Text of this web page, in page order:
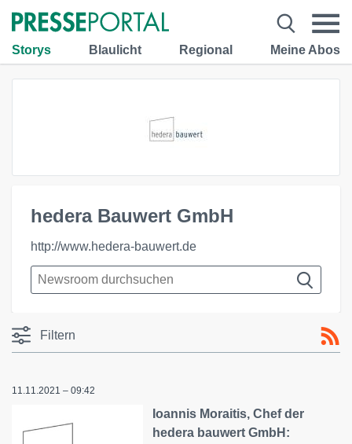
Storys Blaulicht Regional Meine Abos
hedera Bauwert GmbH
http://www.hedera-bauwert.de
Filtern
11.11.2021 – 09:42
Ioannis Moraitis, Chef der
hedera bauwert GmbH: